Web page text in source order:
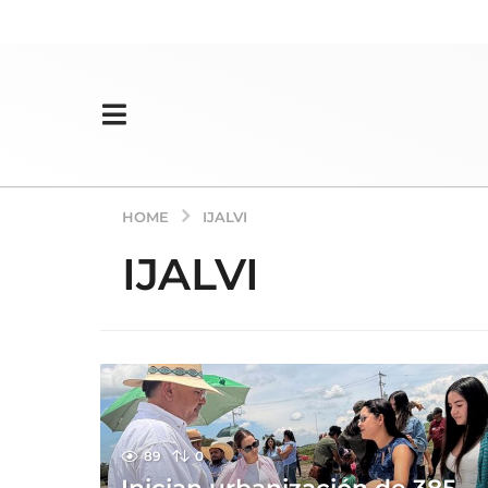
HOME IJALVI
IJALVI
89 0